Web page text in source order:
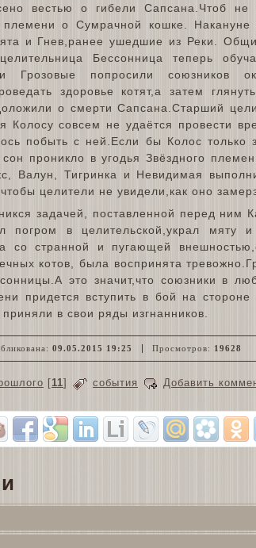
вестью о гибели Сапсана.Чтоб не
племени о Сумрачной кошке.
и Гнев,ранее ушедшие из Реки.
Бессонница теперь
Грозовые попросили союзников
здоровье котят,а затем
о смерти Сапсана.Старший
Колосу совсем не удаётся провести
побыть с ней.Если бы Колос только
проникло в угодья Звёздного
Валун, Тигринка и Невидимая
целители не увидели,как оно
задачей, поставленной перед ним
погром в целительской,украл мяту
со странной и пугающей
котов, была воспринята
это значит,что союзники в
придется вступить в бой на
в свои ряды изгнанников.
09.05.2015 19:25 Просмотров: 19628
[11] события Добавить